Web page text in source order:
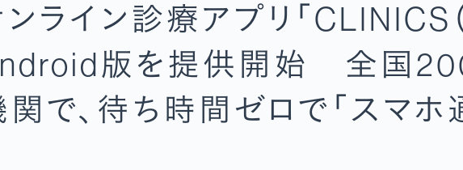
ライン診療アプリ「CLINICS（
版を提供開始 全国
関で、待ち時間ゼロで「スマホ